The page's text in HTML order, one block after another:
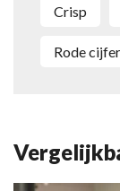
Crisp
rode